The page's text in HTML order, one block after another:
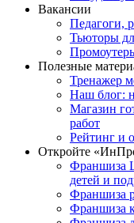
Вакансии
Педагоги,
Тьюторы
Полезные
Тренажер
Наш блог:
Магазин
работ
Рейтинг и
Откройте
Франшиза
детей и
Франшиза
Франшиза